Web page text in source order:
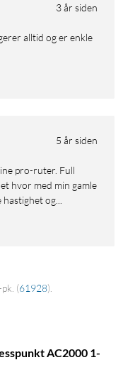
3 år siden
5 år siden
hvor med min gamle
og...
(61928)
AC2000 1-